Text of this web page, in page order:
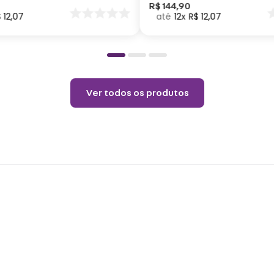
12,07
R$ 144,90
12 R$ 12,07
Ver todos os produtos